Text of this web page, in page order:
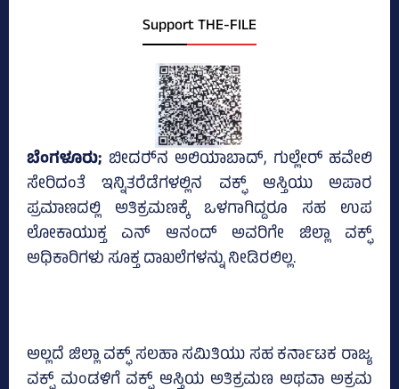
Support THE-FILE
ಬೆಂಗಳೂರು; ಬೀದರ್‍‌ನ ಅಲಿಯಾಬಾದ್‌, ಗುಲ್ಲೇರ್ ಹವೇಲಿ
ಸೇರಿದಂತೆ ಇನ್ನಿತರೆಡೆಗಳಲ್ಲಿನ ವಕ್ಫ್‌ ಆಸ್ತಿಯು ಅಪಾರ
ಪ್ರಮಾಣದಲ್ಲಿ ಅತಿಕ್ರಮಣಕ್ಕೆ ಒಳಗಾಗಿದ್ದರೂ ಸಹ ಉಪ
ಲೋಕಾಯುಕ್ತ ಎನ್‌ ಆನಂದ್‌ ಅವರಿಗೇ ಜಿಲ್ಲಾ ವಕ್ಫ್‌
ಅಧಿಕಾರಿಗಳು ಸೂಕ್ತ ದಾಖಲೆಗಳನ್ನು ನೀಡಿರಲಿಲ್ಲ.
ಅಲ್ಲದೆ ಜಿಲ್ಲಾ ವಕ್ಫ್ ಸಲಹಾ ಸಮಿತಿಯು ಸಹ ಕರ್ನಾಟಕ ರಾಜ್ಯ
ವಕ್ಫ್ ಮಂಡಳಿಗೆ ವಕ್ಫ್ ಆಸ್ತಿಯ ಅತಿಕ್ರಮಣ ಅಥವಾ ಅಕ್ರಮ